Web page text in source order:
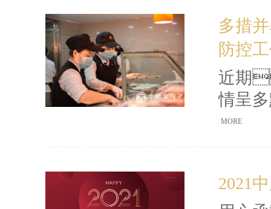
天，
議在
(tuán)
司、
多措
防控
近期
情呈
(duì)
qiáng)
MORE
2021